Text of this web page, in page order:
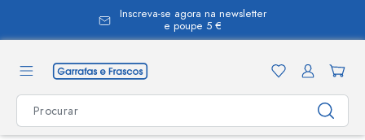
Inscreva-se agora na newsletter
e poupe 5 €